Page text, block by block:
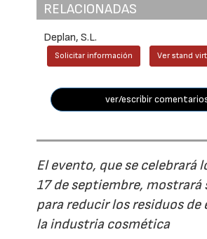
RELACIONADAS
Deplan, S.L.
Solicitar información Ver stand
ver/escribir
El evento, que se celebrará
17 de septiembre, mostrará
para reducir los residuos de
la industria cosmética